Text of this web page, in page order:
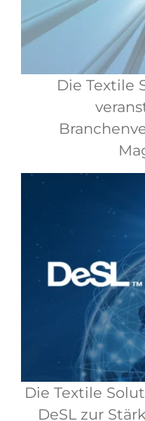
Die Textile
Die Textile
DeSL zur